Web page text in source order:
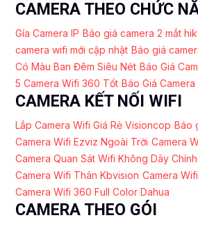
CAMERA THEO CHỨC
Gía Camera IP Báo giá camera 2 mắt
camera wifi mới cập nhật Báo giá
Có Màu Ban Đêm Siêu Nét Báo Giá
5 Camera Wifi 360 Tốt Báo Giá
CAMERA KẾT NỐI WIFI
Lắp Camera Wifi Giá Rẻ Visioncop Báo
Camera Wifi Ezviz Ngoài Trời Camera
Camera Quan Sát Wifi Không Dây
Camera Wifi Thân Kbvision Camera
Camera Wifi 360 Full Color Dahua
CAMERA THEO GÓI